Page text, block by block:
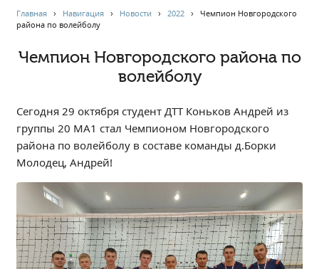
НАВИГАЦИЯ
Главная
Профессионалитет
Опрос по качеству образования
Новости
Наблюдательный совет
Независимая оценка качества
Профориентация
Обращения онлайн
Контакты
Главная › Навигация › Новости ›2022 ›Чемпион Новгородского
района по волейболу
Чемпион Новгородского района по
волейболу
Сегодня 29 октября студент ДТТ Коньков Андрей из
группы 20 МА1 стал Чемпионом Новгородского
района по волейболу в составе команды д.Борки
Молодец, Андрей!